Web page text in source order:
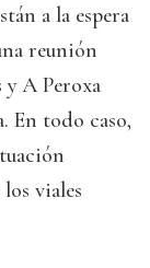
a la espera
reunión
y A Peroxa
En todo caso,
viales